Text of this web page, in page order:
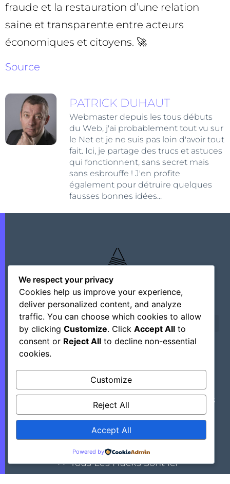
fraude et la restauration d’une relation
saine et transparente entre acteurs
économiques et citoyens. 🚀
Source
PATRICK DUHAUT
Webmaster depuis les tous débuts
du Web, j'ai probablement tout vu sur
le Net et je ne suis pas loin d'avoir tout
fait. Ici, je partage des trucs et astuces
qui fonctionnent, sans secret mais
sans esbrouffe ! J'en profite
également pour détruire quelques
fausses bonnes idées...
Découvrez Des Astuces, Des Hacks Et Des
Outils Régulièrement En Mettant Ce Site
Dans Vos Favoris.
>> Tous Les Hacks Sont Ici
We respect your privacy
Cookies help us improve your experience,
deliver personalized content, and analyze
traffic. You can choose which cookies to allow
by clicking Customize. Click Accept All to
consent or Reject All to decline non-essential
cookies.
Customize
Reject All
Accept All
Powered by